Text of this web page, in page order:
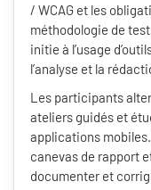
/ WCAG et les
méthodologie de
initie à l’usage
l’analyse et la
Les participants
ateliers guidés et
applications
canevas de rapport
documenter et